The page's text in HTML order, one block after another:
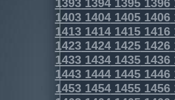
1403140414051406
1413141414151416
1423142414251426
1433143414351436
1443144414451446
1453145414551456